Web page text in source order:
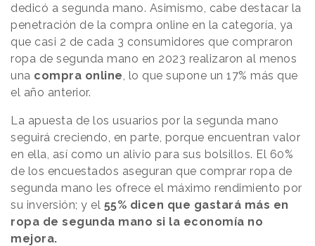
dedicó a segunda mano. Asimismo, cabe destacar la
penetración de la compra online en la categoría, ya
que casi 2 de cada 3 consumidores que compraron
ropa de segunda mano en 2023 realizaron al menos
una compra online , lo que supone un 17% más que
el año anterior.
La apuesta de los usuarios por la segunda mano
seguirá creciendo, en parte, porque encuentran valor
en ella, así como un alivio para sus bolsillos. El 60%
de los encuestados aseguran que comprar ropa de
segunda mano les ofrece el máximo rendimiento por
su inversión; y el 55% dicen que gastará más en
ropa de segunda mano si la economía no
mejora.